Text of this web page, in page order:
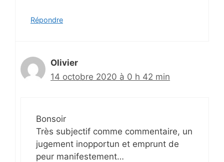
Répondre
Olivier
14 octobre 2020 à 0 h 42 min
Bonsoir
Très subjectif comme commentaire, un
jugement inopportun et emprunt de
peur manifestement…